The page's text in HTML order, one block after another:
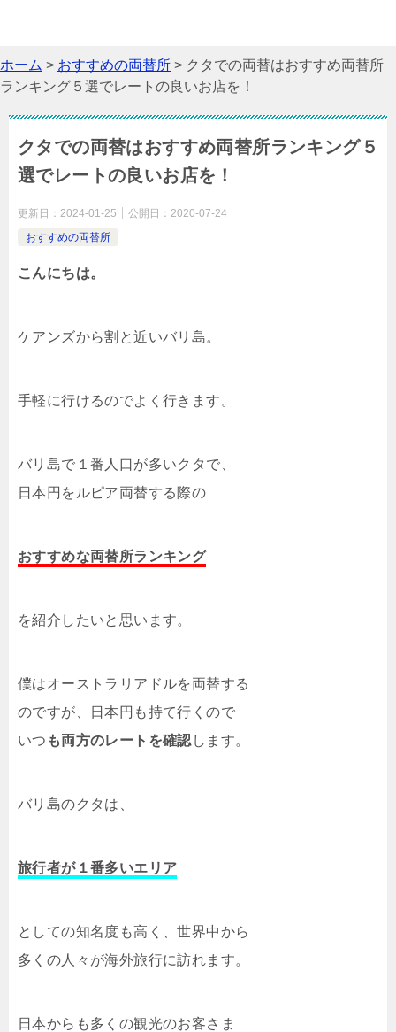
ホーム > おすすめの両替所 > クタでの両替はおすすめ両替所
ランキング５選でレートの良いお店を！
クタでの両替はおすすめ両替所ランキング５
選でレートの良いお店を！
更新日： 2024-01-25 公開日： 2020-07-24
おすすめの両替所
こんにちは。
ケアンズから割と近いバリ島。
手軽に行けるのでよく行きます。
バリ島で１番人口が多いクタで、
日本円をルピア両替する際の
おすすめな両替所ランキング
を紹介したいと思います。
僕はオーストラリアドルを両替する
のですが、日本円も持て行くので
いつ も両方のレートを確認 します。
バリ島のクタは、
旅行者が１番多いエリア
としての知名度も高く、世界中から
多くの人々が海外旅行に訪れます。
日本からも多くの観光のお客さま